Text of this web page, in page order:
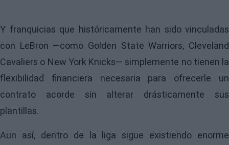
Y franquicias que históricamente han sido vinculadas
con LeBron —como Golden State Warriors, Cleveland
Cavaliers o New York Knicks— simplemente no tienen la
flexibilidad financiera necesaria para ofrecerle un
contrato acorde sin alterar drásticamente sus
plantillas.
Aun así, dentro de la liga sigue existiendo enorme